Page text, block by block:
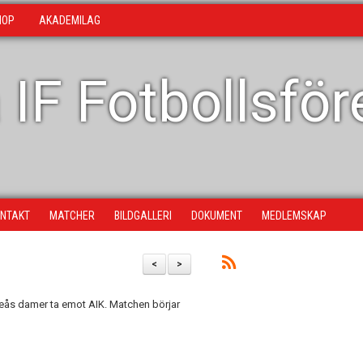
AKADEMILAG
MATCHER BILDGALLERI DOKUMENT MEDLEMSKAP
>
<
damer ta emot AIK. Matchen börjar